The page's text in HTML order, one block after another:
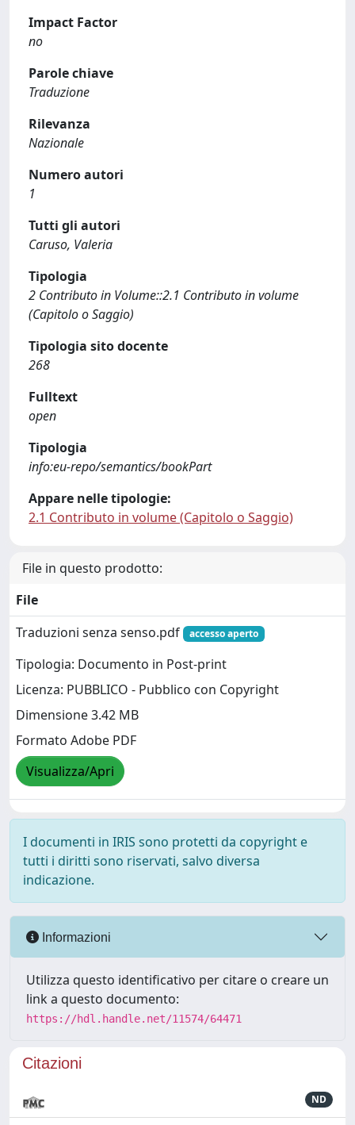
Impact Factor
no
Parole chiave
Traduzione
Rilevanza
Nazionale
Numero autori
1
Tutti gli autori
Caruso, Valeria
Tipologia
2 Contributo in Volume::2.1 Contributo in volume
(Capitolo o Saggio)
Tipologia sito docente
268
Fulltext
open
Tipologia
info:eu-repo/semantics/bookPart
Appare nelle tipologie:
2.1 Contributo in volume (Capitolo o Saggio)
File in questo prodotto:
File
Traduzioni senza senso.pdf
accesso aperto
Tipologia: Documento in Post-print
Licenza: PUBBLICO - Pubblico con Copyright
Dimensione 3.42 MB
Formato Adobe PDF
Visualizza/Apri
I documenti in IRIS sono protetti da copyright e
tutti i diritti sono riservati, salvo diversa
indicazione.
Informazioni
Utilizza questo identificativo per citare o creare un
link a questo documento:
https://hdl.handle.net/11574/64471
Citazioni
ND